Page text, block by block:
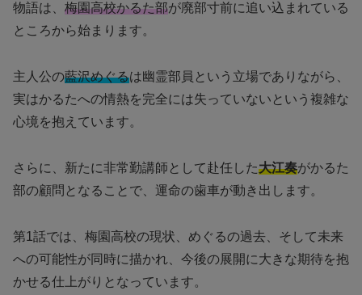
物語は、 梅園高校かるた部が廃部寸前に追い込まれている
ところから始まります。
主人公の藍沢めぐるは幽霊部員という立場でありながら、
実はかるたへの情熱を完全には失っていないという複雑な
心境を抱えています。
さらに、新たに非常勤講師として赴任した大江奏がかるた
部の顧問となることで、運命の歯車が動き出します。
第1話では、梅園高校の現状、めぐるの過去、そして未来
への可能性が同時に描かれ、今後の展開に大きな期待を抱
かせる仕上がりとなっています。